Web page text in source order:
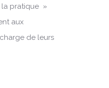
la pratique »
aux
de leurs